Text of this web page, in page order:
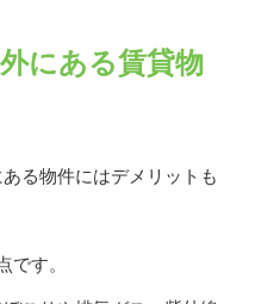
にある賃貸物
る物件にはデメリットも
です。